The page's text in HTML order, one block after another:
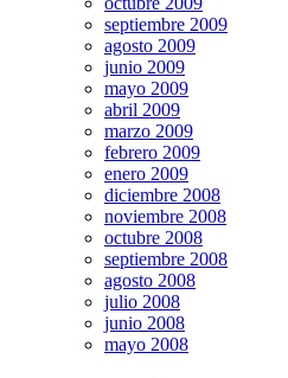
septiembre 2009
agosto 2009
junio 2009
mayo 2009
abril 2009
marzo 2009
febrero 2009
enero 2009
diciembre 2008
noviembre 2008
octubre 2008
septiembre 2008
agosto 2008
julio 2008
junio 2008
mayo 2008